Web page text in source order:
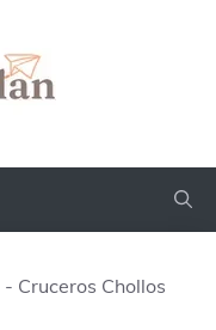
- Cruceros Chollos